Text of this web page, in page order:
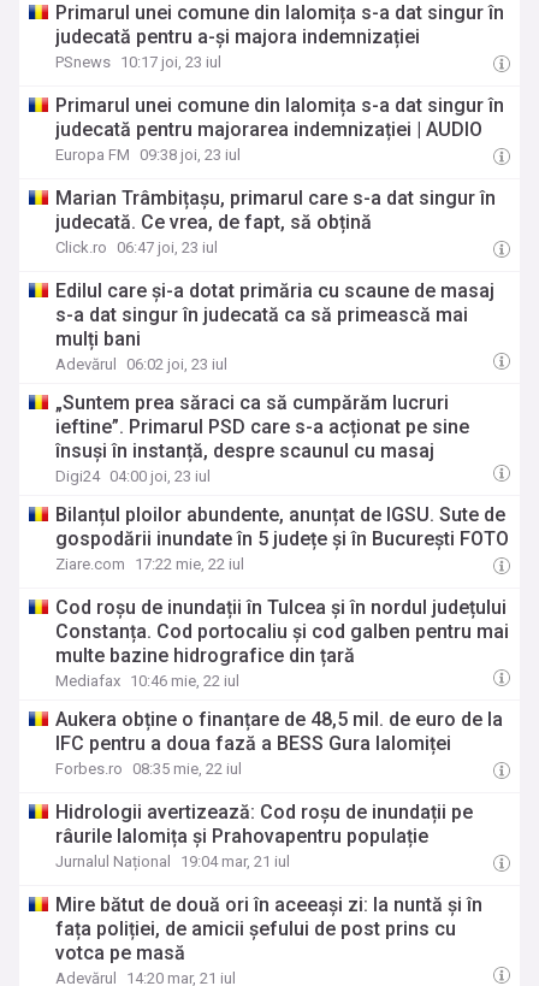
Primarul unei comune din Ialomița s-a dat singur în
judecată pentru a-și majora indemnizației
PSnews 10:17 joi, 23 iul
Primarul unei comune din Ialomița s-a dat singur în
judecată pentru majorarea indemnizației | AUDIO
Europa FM 09:38 joi, 23 iul
Marian Trâmbițașu, primarul care s-a dat singur în
judecată. Ce vrea, de fapt, să obțină
Click.ro 06:47 joi, 23 iul
Edilul care și-a dotat primăria cu scaune de masaj
s-a dat singur în judecată ca să primească mai
mulți bani
Adevărul 06:02 joi, 23 iul
„Suntem prea săraci ca să cumpărăm lucruri
ieftine”. Primarul PSD care s-a acționat pe sine
însuși în instanță, despre scaunul cu masaj
Digi24 04:00 joi, 23 iul
Bilanțul ploilor abundente, anunțat de IGSU. Sute de
gospodării inundate în 5 județe și în București FOTO
Ziare.com 17:22 mie, 22 iul
Cod roșu de inundații în Tulcea și în nordul județului
Constanța. Cod portocaliu și cod galben pentru mai
multe bazine hidrografice din țară
Mediafax 10:46 mie, 22 iul
Aukera obține o finanțare de 48,5 mil. de euro de la
IFC pentru a doua fază a BESS Gura Ialomiței
Forbes.ro 08:35 mie, 22 iul
Hidrologii avertizează: Cod roșu de inundații pe
râurile Ialomița și Prahovapentru populație
Jurnalul Național 19:04 mar, 21 iul
Mire bătut de două ori în aceeași zi: la nuntă și în
fața poliției, de amicii șefului de post prins cu
votca pe masă
Adevărul 14:20 mar, 21 iul